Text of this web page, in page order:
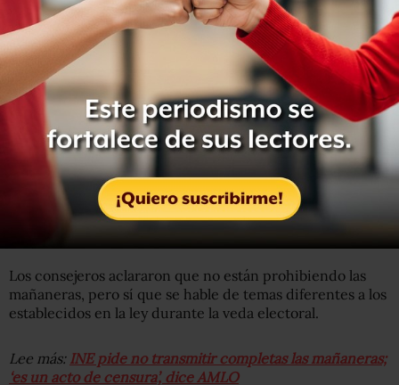
gubernamental y expresiones de contenido electoral
hasta el 6 de junio.
https://t.co/49FmgCyuPI
pic.twitter.com/oTiAkZzxjg
— @INEMexico (@INEMexico)
May 28, 2021
“En más del 80% de las conferencias analizadas se
advirtió que dicho servidor público, aparentemente, no
ajustó su conducta a los límites y parámetros previstos en
los artículos 41 y 134 de la Constitución, así como a los
criterios que expresamente estableció la Sala Superior
del Tribunal Electoral tocante a este tipo de actos”.
Los consejeros aclararon que no están prohibiendo las
mañaneras, pero sí que se hable de temas diferentes a los
establecidos en la ley durante la veda electoral.
Lee más: INE pide no transmitir completas las mañaneras;
‘es un acto de censura’, dice AMLO